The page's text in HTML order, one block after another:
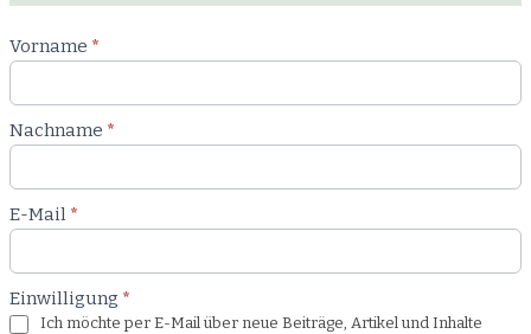
Newsletter
Blog
Vorname *
Nachname *
E-Mail *
Einwilligung *
Ich möchte per E-Mail über neue Beiträge, Artikel und Inhalte